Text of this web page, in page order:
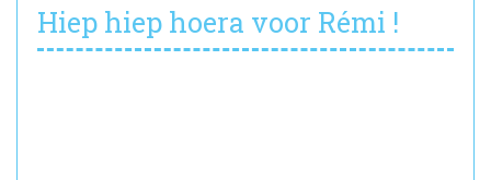
Hiep hiep hoera voor Rémi !